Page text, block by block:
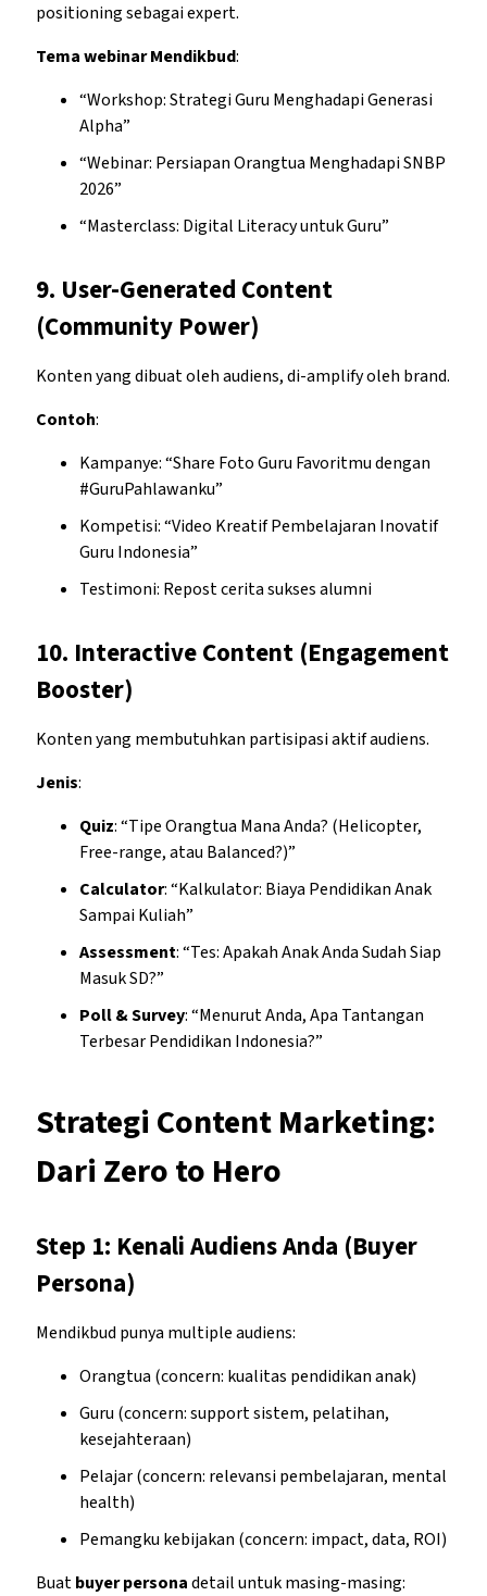
positioning sebagai expert.
Tema webinar Mendikbud:
“Workshop: Strategi Guru Menghadapi Generasi
Alpha”
“Webinar: Persiapan Orangtua Menghadapi SNBP
2026”
“Masterclass: Digital Literacy untuk Guru”
9. User-Generated Content
(Community Power)
Konten yang dibuat oleh audiens, di-amplify oleh brand.
Contoh:
Kampanye: “Share Foto Guru Favoritmu dengan
#GuruPahlawanku”
Kompetisi: “Video Kreatif Pembelajaran Inovatif
Guru Indonesia”
Testimoni: Repost cerita sukses alumni
10. Interactive Content (Engagement
Booster)
Konten yang membutuhkan partisipasi aktif audiens.
Jenis:
Quiz: “Tipe Orangtua Mana Anda? (Helicopter,
Free-range, atau Balanced?)”
Calculator: “Kalkulator: Biaya Pendidikan Anak
Sampai Kuliah”
Assessment: “Tes: Apakah Anak Anda Sudah Siap
Masuk SD?”
Poll & Survey: “Menurut Anda, Apa Tantangan
Terbesar Pendidikan Indonesia?”
Strategi Content Marketing:
Dari Zero to Hero
Step 1: Kenali Audiens Anda (Buyer
Persona)
Mendikbud punya multiple audiens:
Orangtua (concern: kualitas pendidikan anak)
Guru (concern: support sistem, pelatihan,
kesejahteraan)
Pelajar (concern: relevansi pembelajaran, mental
health)
Pemangku kebijakan (concern: impact, data, ROI)
Buatbuyer personadetail untuk masing-masing: